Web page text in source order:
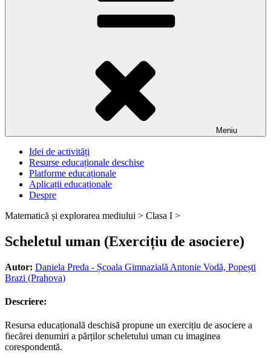
Meniu
Idei de activități
Resurse educaționale deschise
Platforme educaționale
Aplicații educaționale
Despre
Matematică și explorarea mediului > Clasa I >
Scheletul uman (Exercițiu de asociere)
Autor: Daniela Preda - Școala Gimnazială Antonie Vodă, Popești
Brazi (Prahova)
Descriere:
Resursa educațională deschisă propune un exercițiu de asociere a
fiecărei denumiri a părților scheletului uman cu imaginea
corespondentă.